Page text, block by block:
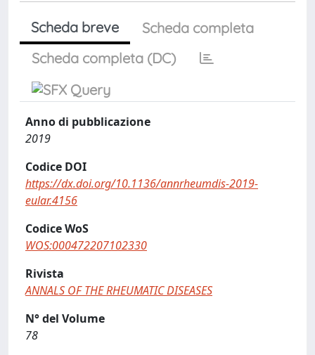
Scheda breve
Scheda completa
Scheda completa (DC)
Anno di pubblicazione
2019
Codice DOI
https://dx.doi.org/10.1136/annrheumdis-2019-
eular.4156
Codice WoS
WOS:000472207102330
Rivista
ANNALS OF THE RHEUMATIC DISEASES
N° del Volume
78